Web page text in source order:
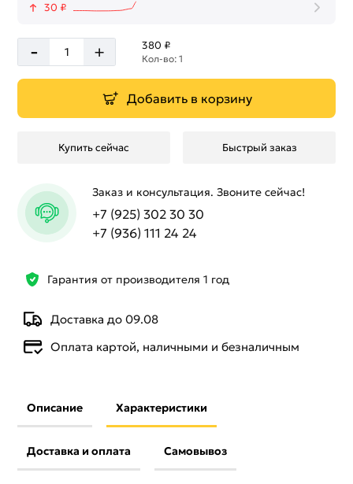
Гарантия от производителя 1 год
Доставка до 09.08
Оплата картой, наличными и безналичным
30 ₽
- + 380 ₽
Кол-во: 1
Добавить в корзину
Купить сейчас Быстрый заказ
Заказ и консультация. Звоните сейчас!
+7 (925) 302 30 30
+7 (936) 111 24 24
Описание Характеристики
Доставка и оплата Самовывоз